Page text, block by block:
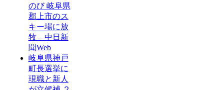
のび 岐阜県
郡上市のス
キー場に放
牧 – 中日新
聞Web
岐阜県神戸
町長選挙に
現職と新人